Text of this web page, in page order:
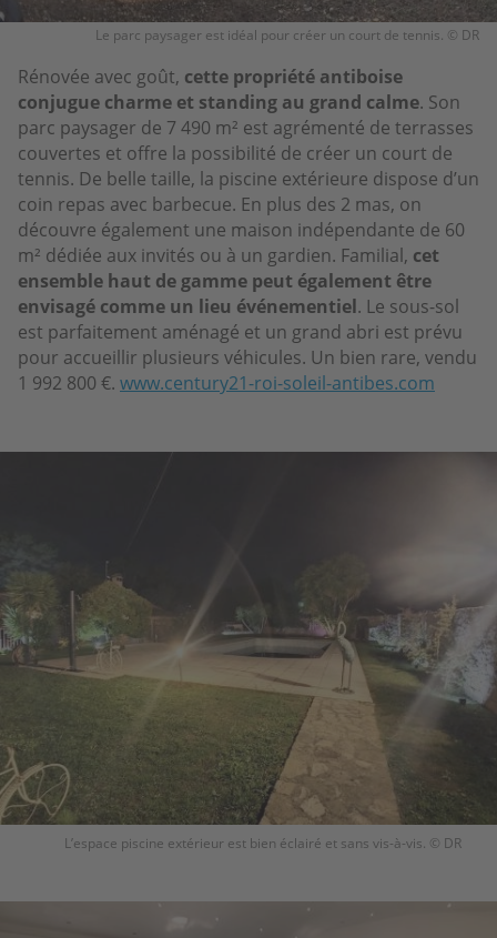
Le parc paysager est idéal pour créer un court de tennis. © DR
Rénovée avec goût, cette propriété antiboise
conjugue charme et standing au grand calme. Son
parc paysager de 7 490 m² est agrémenté de terrasses
couvertes et offre la possibilité de créer un court de
tennis. De belle taille, la piscine extérieure dispose d’un
coin repas avec barbecue. En plus des 2 mas, on
découvre également une maison indépendante de 60
m² dédiée aux invités ou à un gardien. Familial, cet
ensemble haut de gamme peut également être
envisagé comme un lieu événementiel. Le sous-sol
est parfaitement aménagé et un grand abri est prévu
pour accueillir plusieurs véhicules. Un bien rare, vendu
1 992 800 €. www.century21-roi-soleil-antibes.com
L’espace piscine extérieur est bien éclairé et sans vis-à-vis. © DR